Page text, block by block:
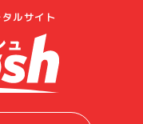
ルサイト